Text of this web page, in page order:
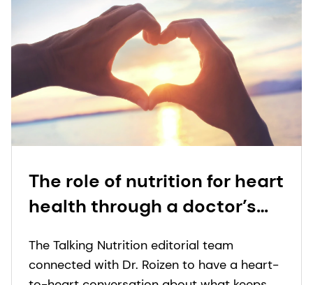
The role of nutrition for heart
health through a doctor’s
Roizen, MD
The Talking Nutrition editorial team
connected with Dr. Roizen to have a heart-